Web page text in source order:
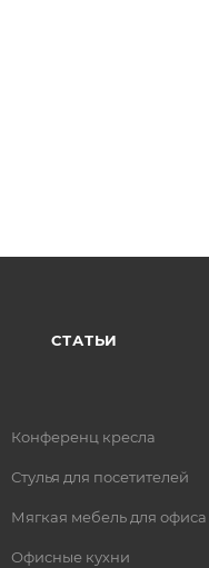
СТАТЬИ
Конференц кресла
Стулья для посетителей
Мягкая мебель для офиса
Офисные кухни